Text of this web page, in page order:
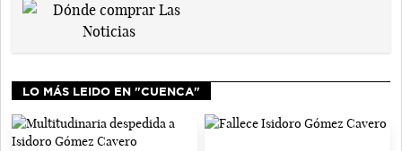
LO MÁS LEIDO EN "CUENCA"